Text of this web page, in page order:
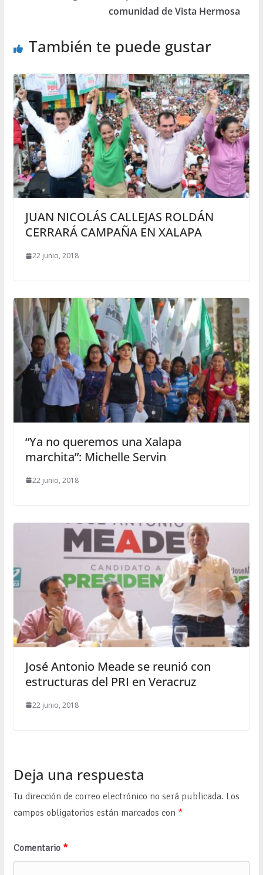
comunidad de Vista Hermosa
También te puede gustar
JUAN NICOLÁS CALLEJAS ROLDÁN
CERRARÁ CAMPAÑA EN XALAPA
22 junio, 2018
“Ya no queremos una Xalapa
marchita”: Michelle Servin
22 junio, 2018
José Antonio Meade se reunió con
estructuras del PRI en Veracruz
22 junio, 2018
Deja una respuesta
Tu dirección de correo electrónico no será publicada. Los
campos obligatorios están marcados con *
Comentario *